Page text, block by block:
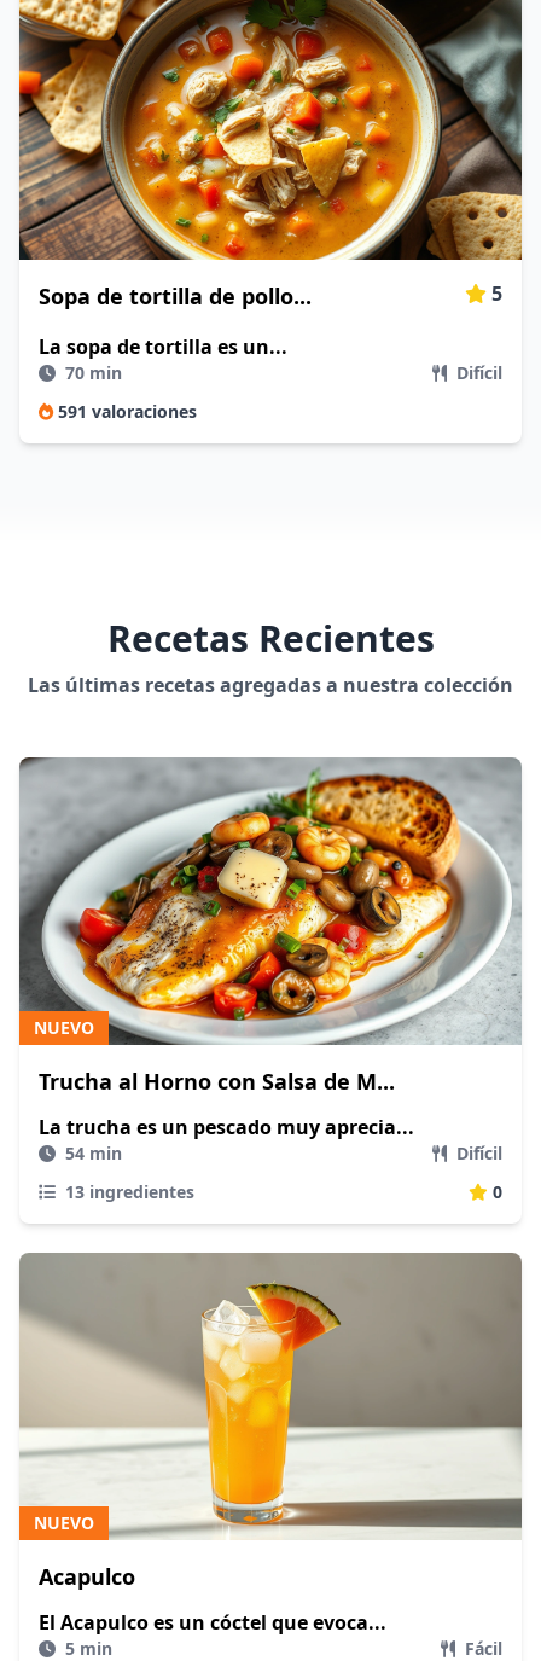
Sopa de tortilla de pollo...
5
La sopa de tortilla es un...
70 min
Difícil
591 valoraciones
Recetas Recientes
Las últimas recetas agregadas a nuestra colección
NUEVO
Trucha al Horno con Salsa de M...
La trucha es un pescado muy aprecia...
54 min
Difícil
13 ingredientes
0
NUEVO
Acapulco
El Acapulco es un cóctel que evoca...
5 min
Fácil